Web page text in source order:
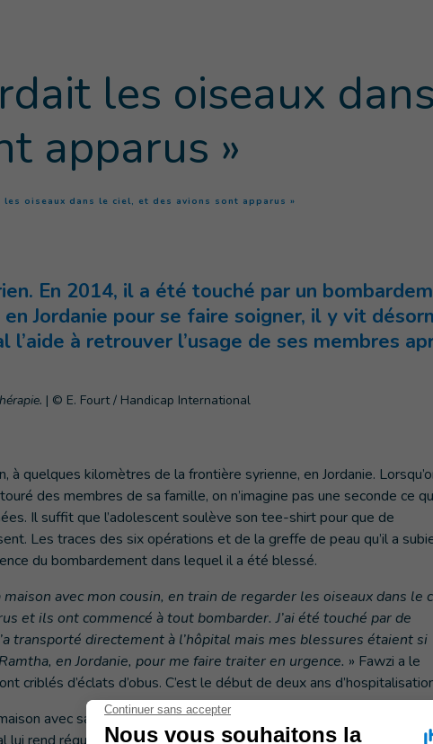
les oiseaux
apparus »
les oiseaux dans le ciel, et des avions sont apparus »
En 2014, il a été touché par un
en Jordanie pour se faire soigner, il y vit
l’aide à retrouver l’usage de ses membres
| © E. Fourt / Handicap International
à quelques kilomètres de la frontière syrienne, en Jordanie.
des membres de sa famille, on n’imagine pas une seconde ce
Il suffit que l’adolescent soulève son tee-shirt pour que de
Les traces des six opérations et de la greffe de peau qu’il a
du bombardement dans lequel il a été blessé.
avec mon cousin, en train de regarder les oiseaux dans le
et ils ont commencé à tout bombarder. J’ai été touché par de
transporté directement à l’hôpital mais mes blessures étaient si
en Jordanie, pour me faire traiter en urgence. » Fawzi a le
criblés d’éclats d’obus. C’est le début de deux ans
avec sa mère et son grand frère, dans la ville de Ramtha. Une